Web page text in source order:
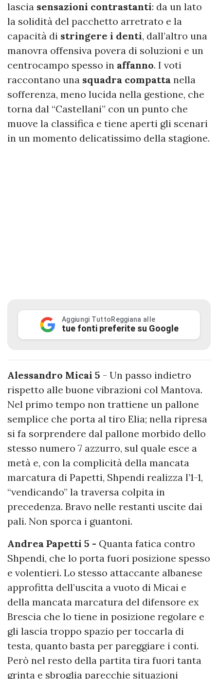
lascia sensazioni contrastanti: da un lato
la solidità del pacchetto arretrato e la
capacità di stringere i denti, dall’altro una
manovra offensiva povera di soluzioni e un
centrocampo spesso in affanno. I voti
raccontano una squadra compatta nella
sofferenza, meno lucida nella gestione, che
torna dal “Castellani” con un punto che
muove la classifica e tiene aperti gli scenari
in un momento delicatissimo della stagione.
Aggiungi TuttoReggiana alle
tue fonti preferite su Google
Alessandro Micai 5 - Un passo indietro
rispetto alle buone vibrazioni col Mantova.
Nel primo tempo non trattiene un pallone
semplice che porta al tiro Elia; nella ripresa
si fa sorprendere dal pallone morbido dello
stesso numero 7 azzurro, sul quale esce a
metà e, con la complicità della mancata
marcatura di Papetti, Shpendi realizza l’1-1,
“vendicando” la traversa colpita in
precedenza. Bravo nelle restanti uscite dai
pali. Non sporca i guantoni.
Andrea Papetti 5 - Quanta fatica contro
Shpendi, che lo porta fuori posizione spesso
e volentieri. Lo stesso attaccante albanese
approfitta dell’uscita a vuoto di Micai e
della mancata marcatura del difensore ex
Brescia che lo tiene in posizione regolare e
gli lascia troppo spazio per toccarla di
testa, quanto basta per pareggiare i conti.
Però nel resto della partita tira fuori tanta
grinta e sbroglia parecchie situazioni